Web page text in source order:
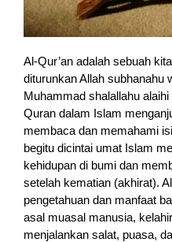
Al-Qur’an adalah sebuah
diturunkan Allah subhanahu
Muhammad shalallahu
Quran dalam Islam
membaca dan memahami
begitu dicintai umat Islam
kehidupan di bumi dan
setelah kematian (akhirat).
pengetahuan dan manfaat
asal muasal manusia,
menjalankan salat, puasa,